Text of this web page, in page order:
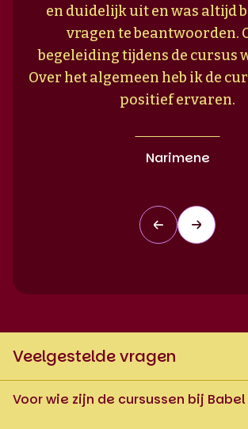
Narimene
en duidelijk uit en was altijd
vragen te beantwoorden.
begeleiding tijdens de cursus
Over het algemeen heb ik de
positief ervaren.
Veelgestelde vragen
Voor wie zijn de cursussen bij